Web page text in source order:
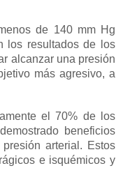
de 140 mm Hg
los resultados de los
alcanzar una presión
más agresivo, a
el 70% de los
beneficios
arterial. Estos
e isquémicos y